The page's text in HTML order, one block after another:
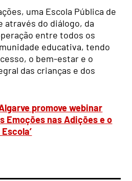
uma Escola Pública de
do diálogo, da
entre todos os
educativa, tendo
o bem-estar e o
das crianças e dos
promove webinar
Emoções nas Adições e o